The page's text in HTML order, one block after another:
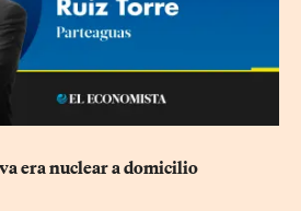
era nuclear a domicilio